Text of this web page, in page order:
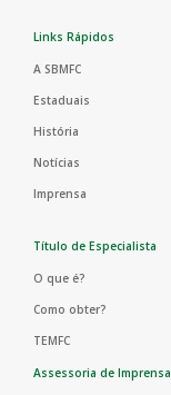
Links Rápidos
A SBMFC
Estaduais
História
Notícias
Imprensa
Título de Especialista
O que é?
Como obter?
TEMFC
Assessoria de Imprensa